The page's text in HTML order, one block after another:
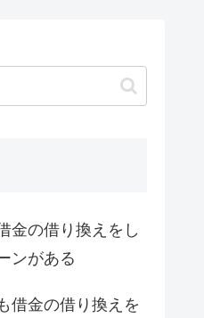
金の借り換えをし
ンがある
借金の借り換えを